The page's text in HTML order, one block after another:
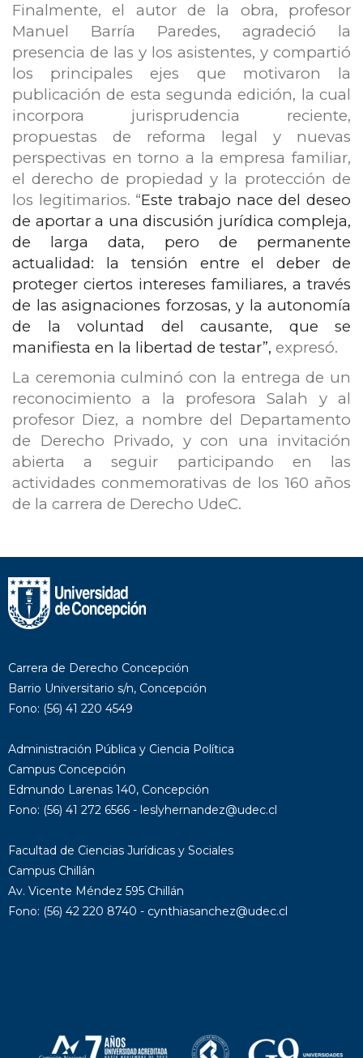
Finalmente, el autor de la obra, profesor
Manuel Barría Paredes, agradeció la
presencia de las y los asistentes, y compartió
los principales ejes que motivaron la
publicación de esta segunda edición, la cual
incorpora jurisprudencia reciente,
propuestas de reforma legal y nuevas
perspectivas en torno a la empresa familiar,
el derecho de propiedad y la protección de
los legitimarios. “Este trabajo nace del deseo
de aportar a una discusión jurídica compleja,
de larga data, pero de permanente
actualidad: la tensión entre el deber de
proteger ciertos intereses familiares, a través
de las asignaciones forzosas, y la autonomía
de la voluntad del causante, que se
manifiesta en la libertad de testar”, expresó.
La ceremonia culminó con la entrega de un
reconocimiento a la profesora Salah y al
profesor Diez, a nombre del Departamento
de Derecho Privado, y con una invitación
abierta a seguir participando en las
actividades conmemorativas de los 160 años
de la carrera de Derecho UdeC.
Carrera de Derecho Concepción
Barrio Universitario s/n, Concepción
Fono: (56) 41 220 4549
Administración Pública y Ciencia Política
Campus Concepción
Edmundo Larenas 140, Concepción
Fono: (56) 41 272 6566 - leslyhernandez@udec.cl
Facultad de Ciencias Jurídicas y Sociales
Campus Chillán
Av. Vicente Méndez 595 Chillán
Fono: (56) 42 220 8740 - cynthiasanchez@udec.cl